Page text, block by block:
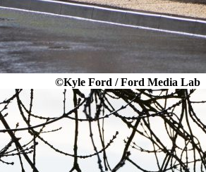
©Kyle Ford / Ford Media Lab